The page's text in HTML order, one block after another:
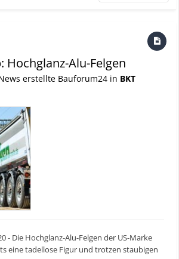
Hochglanz-Alu-Felgen
erstellte Bauforum24 in BKT
- Die Hochglanz-Alu-Felgen der US-Marke
eine tadellose Figur und trotzen staubigen